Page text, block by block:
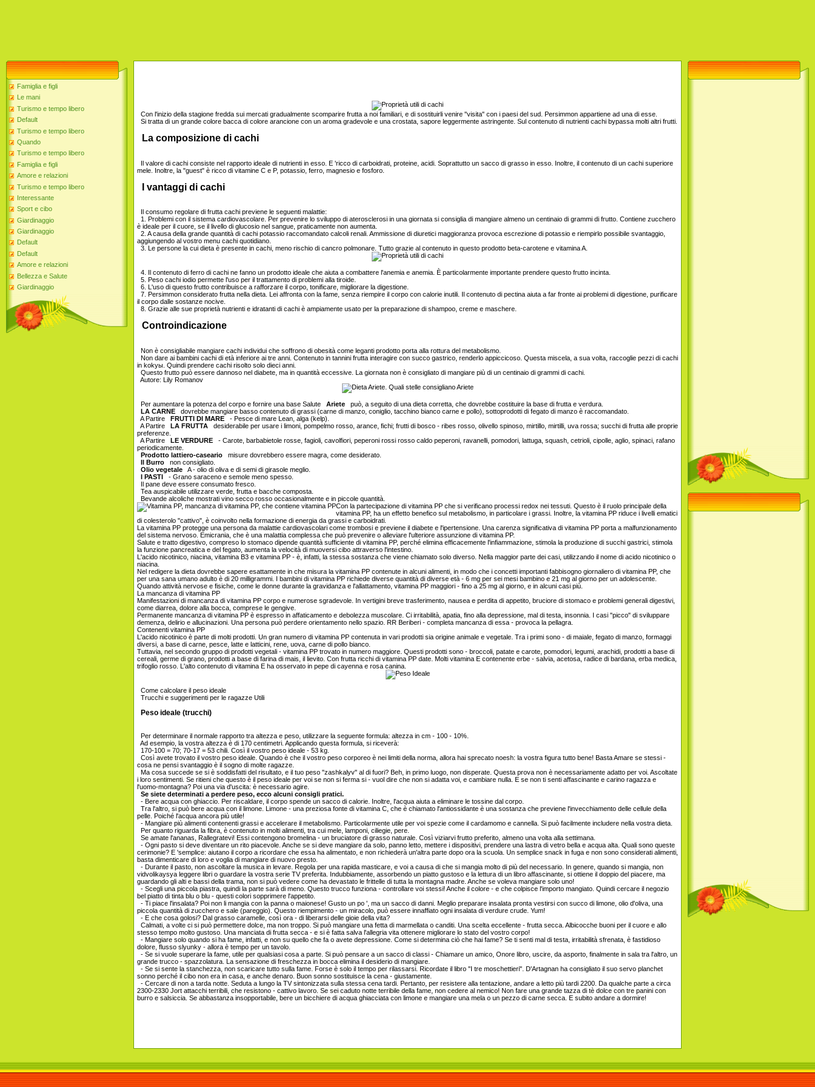
Famiglia e figli
Le mani
Turismo e tempo libero
Default
Turismo e tempo libero
Quando
Turismo e tempo libero
Famiglia e figli
Amore e relazioni
Turismo e tempo libero
Interessante
Sport e cibo
Giardinaggio
Giardinaggio
Default
Default
Amore e relazioni
Bellezza e Salute
Giardinaggio
Con l'inizio della stagione fredda sui mercati gradualmente scomparire frutta a noi familiari, e di sostituirli venire "visita" con i paesi del sud. Persimmon appartiene ad una di esse.
Si tratta di un grande colore bacca di colore arancione con un aroma gradevole e una crostata, sapore leggermente astringente. Sul contenuto di nutrienti cachi bypassa molti altri frutti.
La composizione di cachi
Il valore di cachi consiste nel rapporto ideale di nutrienti in esso. E 'ricco di carboidrati, proteine, acidi. Soprattutto un sacco di grasso in esso. Inoltre, il contenuto di un cachi superiore
mele. Inoltre, la "guest" è ricco di vitamine C e P, potassio, ferro, magnesio e fosforo.
I vantaggi di cachi
Il consumo regolare di frutta cachi previene le seguenti malattie:
1. Problemi con il sistema cardiovascolare. Per prevenire lo sviluppo di aterosclerosi in una giornata si consiglia di mangiare almeno un centinaio di grammi di frutto. Contiene zucchero
è ideale per il cuore, se il livello di glucosio nel sangue, praticamente non aumenta.
2. A causa della grande quantità di cachi potassio raccomandato calcoli renali. Ammissione di diuretici maggioranza provoca escrezione di potassio e riempirlo possibile svantaggio,
aggiungendo al vostro menu cachi quotidiano.
3. Le persone la cui dieta è presente in cachi, meno rischio di cancro polmonare. Tutto grazie al contenuto in questo prodotto beta-carotene e vitamina A.
4. Il contenuto di ferro di cachi ne fanno un prodotto ideale che aiuta a combattere l'anemia e anemia. È particolarmente importante prendere questo frutto incinta.
5. Peso cachi iodio permette l'uso per il trattamento di problemi alla tiroide.
6. L'uso di questo frutto contribuisce a rafforzare il corpo, tonificare, migliorare la digestione.
7. Persimmon considerato frutta nella dieta. Lei affronta con la fame, senza riempire il corpo con calorie inutili. Il contenuto di pectina aiuta a far fronte ai problemi di digestione, purificare
il corpo dalle sostanze nocive.
8. Grazie alle sue proprietà nutrienti e idratanti di cachi è ampiamente usato per la preparazione di shampoo, creme e maschere.
Controindicazione
Non è consigliabile mangiare cachi individui che soffrono di obesità come leganti prodotto porta alla rottura del metabolismo.
Non dare ai bambini cachi di età inferiore ai tre anni. Contenuto in tannini frutta interagire con succo gastrico, renderlo appiccicoso. Questa miscela, a sua volta, raccoglie pezzi di cachi
in kokyы. Quindi prendere cachi risolto solo dieci anni.
Questo frutto può essere dannoso nel diabete, ma in quantità eccessive. La giornata non è consigliato di mangiare più di un centinaio di grammi di cachi.
Autore: Lily Romanov
Per aumentare la potenza del corpo e fornire una base Salute Ariete
può, a seguito di una dieta corretta, che dovrebbe costituire la base di frutta e verdura.
LA CARNE
dovrebbe mangiare basso contenuto di grassi (carne di manzo, coniglio, tacchino bianco carne e pollo), sottoprodotti di fegato di manzo è raccomandato.
A Partire
FRUTTI DI MARE
- Pesce di mare Lean, alga (kelp).
A Partire
LA FRUTTA
desiderabile per usare i limoni, pompelmo rosso, arance, fichi; frutti di bosco - ribes rosso, olivello spinoso, mirtillo, mirtilli, uva rossa; succhi di frutta alle proprie
preferenze.
A Partire
LE VERDURE
- Carote, barbabietole rosse, fagioli, cavolfiori, peperoni rossi rosso caldo peperoni, ravanelli, pomodori, lattuga, squash, cetrioli, cipolle, aglio, spinaci, rafano
periodicamente.
Prodotto lattiero-caseario
misure dovrebbero essere magra, come desiderato.
Il Burro
non consigliato.
Olio vegetale
A - olio di oliva e di semi di girasole meglio.
I PASTI
- Grano saraceno e semole meno spesso.
Il pane deve essere consumato fresco.
Tea auspicabile utilizzare verde, frutta e bacche composta.
Bevande alcoliche mostrati vino secco rosso occasionalmente e in piccole quantità.
Con la partecipazione di vitamina PP che si verificano processi redox nei tessuti. Questo è il ruolo principale della
vitamina PP, ha un effetto benefico sul metabolismo, in particolare i grassi. Inoltre, la vitamina PP riduce i livelli ematici
di colesterolo "cattivo", è coinvolto nella formazione di energia da grassi e carboidrati.
La vitamina PP protegge una persona da malattie cardiovascolari come trombosi e previene il diabete e l'ipertensione. Una carenza significativa di vitamina PP porta a malfunzionamento
del sistema nervoso. Emicrania, che è una malattia complessa che può prevenire o alleviare l'ulteriore assunzione di vitamina PP.
Salute e tratto digestivo, compreso lo stomaco dipende quantità sufficiente di vitamina PP, perché elimina efficacemente l'infiammazione, stimola la produzione di succhi gastrici, stimola
la funzione pancreatica e del fegato, aumenta la velocità di muoversi cibo attraverso l'intestino.
L'acido nicotinico, niacina, vitamina B3 e vitamina PP - è, infatti, la stessa sostanza che viene chiamato solo diverso. Nella maggior parte dei casi, utilizzando il nome di acido nicotinico o
niacina.
Nel redigere la dieta dovrebbe sapere esattamente in che misura la vitamina PP contenute in alcuni alimenti, in modo che i concetti importanti fabbisogno giornaliero di vitamina PP, che
per una sana umano adulto è di 20 milligrammi. I bambini di vitamina PP richiede diverse quantità di diverse età - 6 mg per sei mesi bambino e 21 mg al giorno per un adolescente.
Quando attività nervose e fisiche, come le donne durante la gravidanza e l'allattamento, vitamina PP maggiori - fino a 25 mg al giorno, e in alcuni casi più.
La mancanza di vitamina PP
Manifestazioni di mancanza di vitamina PP corpo e numerose sgradevole. In vertigini breve trasferimento, nausea e perdita di appetito, bruciore di stomaco e problemi generali digestivi,
come diarrea, dolore alla bocca, comprese le gengive.
Permanente mancanza di vitamina PP è espresso in affaticamento e debolezza muscolare. Ci irritabilità, apatia, fino alla depressione, mal di testa, insonnia. I casi "picco" di sviluppare
demenza, delirio e allucinazioni. Una persona può perdere orientamento nello spazio. RR Beriberi - completa mancanza di essa - provoca la pellagra.
Contenenti vitamina PP
L'acido nicotinico è parte di molti prodotti. Un gran numero di vitamina PP contenuta in vari prodotti sia origine animale e vegetale. Tra i primi sono - di maiale, fegato di manzo, formaggi
diversi, a base di carne, pesce, latte e latticini, rene, uova, carne di pollo bianco.
Tuttavia, nel secondo gruppo di prodotti vegetali - vitamina PP trovato in numero maggiore. Questi prodotti sono - broccoli, patate e carote, pomodori, legumi, arachidi, prodotti a base di
cereali, germe di grano, prodotti a base di farina di mais, il lievito. Con frutta ricchi di vitamina PP date. Molti vitamina E contenente erbe - salvia, acetosa, radice di bardana, erba medica,
trifoglio rosso. L'alto contenuto di vitamina E ha osservato in pepe di cayenna e rosa canina.
Come calcolare il peso ideale
Trucchi e suggerimenti per le ragazze Utili
Peso ideale (trucchi)
Per determinare il normale rapporto tra altezza e peso, utilizzare la seguente formula: altezza in cm - 100 - 10%.
Ad esempio, la vostra altezza è di 170 centimetri. Applicando questa formula, si riceverà:
170-100 = 70; 70-17 = 53 chili. Così il vostro peso ideale - 53 kg.
Così avete trovato il vostro peso ideale. Quando è che il vostro peso corporeo è nei limiti della norma, allora hai sprecato noesh: la vostra figura tutto bene! Basta Amare se stessi -
cosa ne pensi svantaggio è il sogno di molte ragazze.
Ma cosa succede se si è soddisfatti del risultato, e il tuo peso "zashkalyv" al di fuori? Beh, in primo luogo, non disperate. Questa prova non è necessariamente adatto per voi. Ascoltate
i loro sentimenti. Se ritieni che questo è il peso ideale per voi se non si ferma si - vuol dire che non si adatta voi, e cambiare nulla. E se non ti senti affascinante e carino ragazza e
l'uomo-montagna? Poi una via d'uscita: è necessario agire.
Se siete determinati a perdere peso, ecco alcuni consigli pratici.
- Bere acqua con ghiaccio. Per riscaldare, il corpo spende un sacco di calorie. Inoltre, l'acqua aiuta a eliminare le tossine dal corpo.
Tra l'altro, si può bere acqua con il limone. Limone - una preziosa fonte di vitamina C, che è chiamato l'antiossidante è una sostanza che previene l'invecchiamento delle cellule della
pelle. Poiché l'acqua ancora più utile!
- Mangiare più alimenti contenenti grassi e accelerare il metabolismo. Particolarmente utile per voi spezie come il cardamomo e cannella. Si può facilmente includere nella vostra dieta.
Per quanto riguarda la fibra, è contenuto in molti alimenti, tra cui mele, lamponi, ciliegie, pere.
Se amate l'ananas, Rallegratevi! Essi contengono bromelina - un bruciatore di grasso naturale. Così viziarvi frutto preferito, almeno una volta alla settimana.
- Ogni pasto si deve diventare un rito piacevole. Anche se si deve mangiare da solo, panno letto, mettere i dispositivi, prendere una lastra di vetro bella e acqua alta. Quali sono queste
cerimonie? E 'semplice: aiutano il corpo a ricordare che essa ha alimentato, e non richiederà un'altra parte dopo ora la scuola. Un semplice snack in fuga e non sono considerati alimenti,
basta dimenticare di loro e voglia di mangiare di nuovo presto.
- Durante il pasto, non ascoltare la musica in levare. Regola per una rapida masticare, e voi a causa di che si mangia molto di più del necessario. In genere, quando si mangia, non
vidvolikaysya leggere libri o guardare la vostra serie TV preferita. Indubbiamente, assorbendo un piatto gustoso e la lettura di un libro affascinante, si ottiene il doppio del piacere, ma
guardando gli alti e bassi della trama, non si può vedere come ha devastato le frittelle di tutta la montagna madre. Anche se voleva mangiare solo uno!
- Scegli una piccola piastra, quindi la parte sarà di meno. Questo trucco funziona - controllare voi stessi! Anche il colore - e che colpisce l'importo mangiato. Quindi cercare il negozio
bel piatto di tinta blu o blu - questi colori sopprimere l'appetito.
- Ti piace l'insalata? Poi non li mangia con la panna o maionese! Gusto un po ', ma un sacco di danni. Meglio preparare insalata pronta vestirsi con succo di limone, olio d'oliva, una
piccola quantità di zucchero e sale (pareggio). Questo riempimento - un miracolo, può essere innaffiato ogni insalata di verdure crude. Yum!
- E che cosa golosi? Dal grasso caramelle, così ora - di liberarsi delle gioie della vita?
Calmati, a volte ci si può permettere dolce, ma non troppo. Si può mangiare una fetta di marmellata o canditi. Una scelta eccellente - frutta secca. Albicocche buoni per il cuore e allo
stesso tempo molto gustoso. Una manciata di frutta secca - e si è fatta salva l'allegria vita ottenere migliorare lo stato del vostro corpo!
- Mangiare solo quando si ha fame, infatti, e non su quello che fa o avete depressione. Come si determina ciò che hai fame? Se ti senti mal di testa, irritabilità sfrenata, è fastidioso
dolore, flusso slyunky - allora è tempo per un tavolo.
- Se si vuole superare la fame, utile per qualsiasi cosa a parte. Si può pensare a un sacco di classi - Chiamare un amico, Onore libro, uscire, da asporto, finalmente in sala tra l'altro, un
grande trucco - spazzolatura. La sensazione di freschezza in bocca elimina il desiderio di mangiare.
- Se si sente la stanchezza, non scaricare tutto sulla fame. Forse è solo il tempo per rilassarsi. Ricordate il libro "I tre moschettieri". D'Artagnan ha consigliato il suo servo planchet
sonno perché il cibo non era in casa, e anche denaro. Buon sonno sostituisce la cena - giustamente.
- Cercare di non a tarda notte. Seduta a lungo la TV sintonizzata sulla stessa cena tardi. Pertanto, per resistere alla tentazione, andare a letto più tardi 2200. Da qualche parte a circa
2300-2330 Jort attacchi terribili, che resistono - cattivo lavoro. Se sei caduto notte terribile della fame, non cedere al nemico! Non fare una grande tazza di tè dolce con tre panini con
burro e salsiccia. Se abbastanza insopportabile, bere un bicchiere di acqua ghiacciata con limone e mangiare una mela o un pezzo di carne secca. E subito andare a dormire!